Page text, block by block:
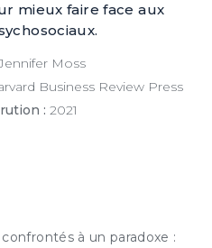
mieux faire face aux
Moss
Business Review Press
: 2021
à un paradoxe :